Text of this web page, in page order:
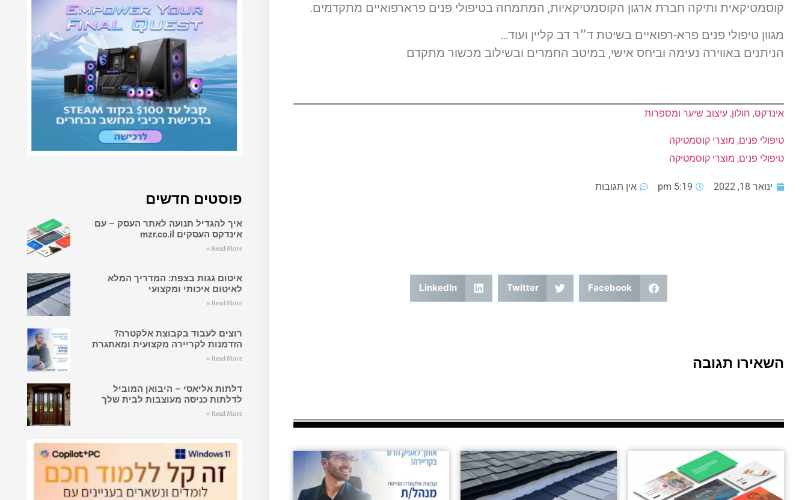
קוסמטיקאית ותיקה חברת ארגון הקוסמטיקאיות, המתמחה בטיפולי פנים פרארפואיים מתקדמים.
מגוון טיפולי פנים פרא-רפואיים בשיטת ד״ר דב קליין ועוד…
הניתנים באווירה נעימה וביחס אישי, במיטב החמרים ובשילוב מכשור מתקדם
אינדקס, חולון, עיצוב שיער ומספרות
טיפולי פנים, מוצרי קוסמטיקה
טיפולי פנים, מוצרי קוסמטיקה
ינואר 18, 2022 5:19 pm אין תגובות
Facebook
Twitter
LinkedIn
השאירו תגובה
פוסטים חדשים
איך להגדיל תנועה לאתר העסק – עם
אינדקס העסקים mzr.co.il
Read More »
איטום גגות בצפת: המדריך המלא
לאיטום איכותי ומקצועי
Read More »
רוצים לעבוד בקבוצת אלקטרה?
הזדמנות לקריירה מקצועית ומאתגרת
Read More »
דלתות אליאסי – היבואן המוביל
לדלתות כניסה מעוצבות לבית שלך
Read More »